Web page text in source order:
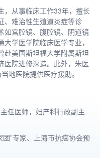
，从事临床工作33年，擅长
、难治性生殖道炎症等诊
如宫腔镜、腹腔镜、阴道镜
学医学院临床医学专业，
赴美国斯坦福大学附属斯坦
医院进修深造。此外，朱医
地医院提供医疗援助。
任医师，妇产科行政副主
”专家、上海市抗癌协会预